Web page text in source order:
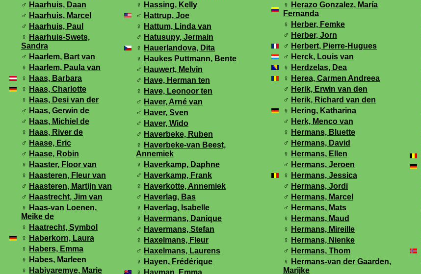
♂ Haarhuis, Daan
♂ Haarhuis, Marcel
♂ Haarhuis, Paul
♀ Haarhuis-Swets,
Sandra
♂ Haarlem, Bart van
♀ Haarlem, Paula van
♀ Haas, Barbara
♀ Haas, Charlotte
♀ Haas, Desi van der
♂ Haas, Gerwin de
♂ Haas, Michiel de
♀ Haas, River de
♂ Haase, Eric
♂ Haase, Robin
♀ Haaster, Floor van
♀ Haasteren, Fleur van
♂ Haasteren, Martijn van
♂ Haastrecht, Jim van
♀ Haas-van Loenen,
Meike de
♀ Haatrecht, Symbol
♀ Haberkorn, Laura
♀ Habers, Emma
♀ Habes, Marleen
♀ Habiyaremye, Marie
♀ Hassing, Kelly
♂ Hattrup, Joe
♀ Hattum, Linda van
♂ Hatusupy, Jermain
♀ Hauerlandova, Dita
♀ Haukes Puttmann, Bente
♂ Hauwert, Melvin
♂ Have, Herman ten
♀ Have, Leonoor ten
♂ Haver, Arné van
♂ Haver, Sven
♂ Haver, Wido
♂ Haverbeke, Ruben
♀ Haverbeke-van Beest,
Annemiek
♀ Haverkamp, Daphne
♂ Haverkamp, Frank
♀ Haverkotte, Annemiek
♂ Haverlag, Bas
♀ Haverlag, Isabelle
♀ Havermans, Danique
♂ Havermans, Stefan
♀ Haxelmans, Fleur
♂ Haxelmans, Laurens
♀ Hayen, Frédérique
♀ Hayman, Emma
♀ Herazo Gonzalez, María
Fernanda
♀ Herber, Femke
♂ Herber, Jorn
♂ Herbert, Pierre-Hugues
♂ Herck, Louis van
♀ Herdzelas, Dea
♀ Herea, Carmen Andreea
♂ Herik, Erwin van den
♂ Herik, Richard van den
♀ Hering, Katharina
♂ Herk, Menco van
♀ Hermans, Bluette
♂ Hermans, David
♀ Hermans, Ellen
♂ Hermans, Jeroen
♀ Hermans, Jessica
♂ Hermans, Jordi
♂ Hermans, Marcel
♂ Hermans, Mats
♀ Hermans, Maud
♀ Hermans, Mireille
♀ Hermans, Nienke
♂ Hermans, Thom
♀ Hermans-van der Gaarden,
Marijke